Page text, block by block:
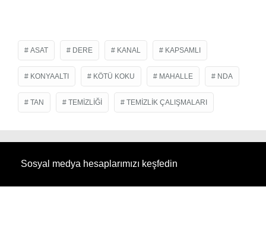
ASAT DERE KANAL KAPSAMLI
KONYAALTI KÖTÜ KOKU MAHALLE NDA
TAN TEMIZLIĞI TEMIZLIK ÇALIŞMALARI
Sosyal medya hesaplarımızı keşfedin